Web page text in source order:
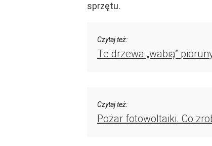
sprzętu.
Czytaj też:
Te drzewa „wabią”
Czytaj też:
Pożar fotowoltaiki. Co